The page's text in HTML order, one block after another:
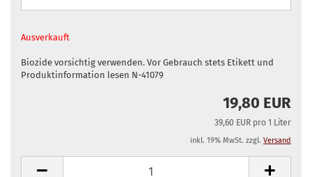
Ausverkauft
Biozide vorsichtig verwenden. Vor Gebrauch stets Etikett und
Produktinformation lesen N-41079
19,80 EUR
39,60 EUR pro 1 Liter
inkl. 19% MwSt. zzgl. Versand